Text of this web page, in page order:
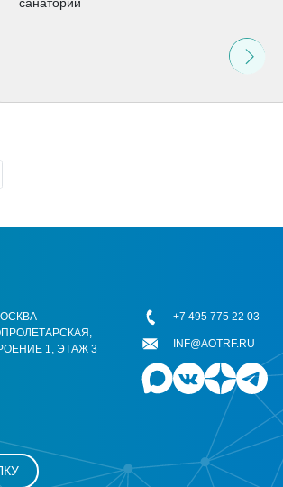
1, ЭТАЖ 3
+7 495 775 22 03
INF@AOTRF.RU